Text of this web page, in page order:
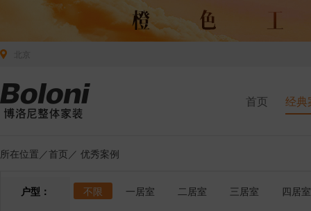
首页 经典
所在位置／首页 ／ 优秀案例
户型： 不限 一居室 二居室 三居室
四居室